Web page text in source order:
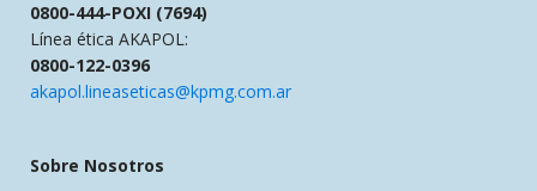
0800-444-POXI (7694)
Línea ética AKAPOL:
0800-122-0396
akapol.lineaseticas@kpmg.com.ar
Sobre Nosotros